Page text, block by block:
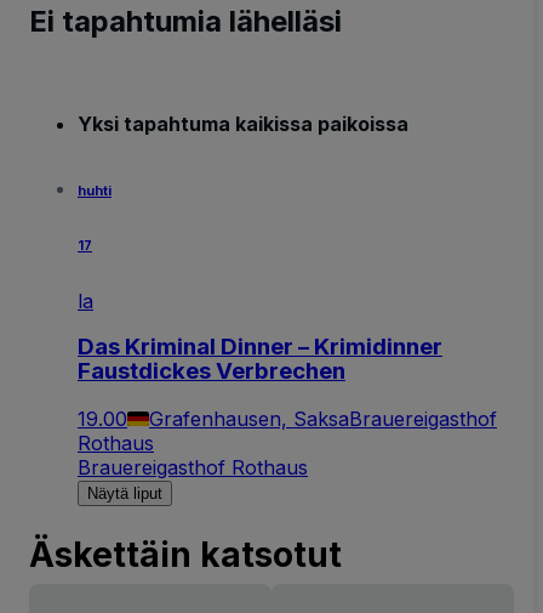
Ei tapahtumia lähelläsi
Yksi tapahtuma kaikissa paikoissa
huhti
17
la
Das Kriminal Dinner – Krimidinner
Faustdickes Verbrechen
19.00 Grafenhausen, SaksaBrauereigasthof
Rothaus
Brauereigasthof Rothaus
Näytä liput
Äskettäin katsotut